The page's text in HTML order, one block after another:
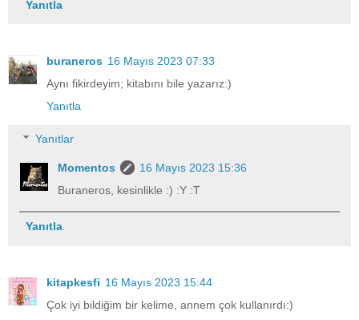
Yanıtla
buraneros 16 Mayıs 2023 07:33
Aynı fikirdeyim; kitabını bile yazarız:)
Yanıtla
Yanıtlar
Momentos
16 Mayıs 2023 15:36
Buraneros, kesinlikle :) :Y :T
Yanıtla
kitapkesfi 16 Mayıs 2023 15:44
Çok iyi bildiğim bir kelime, annem çok kullanırdı:)